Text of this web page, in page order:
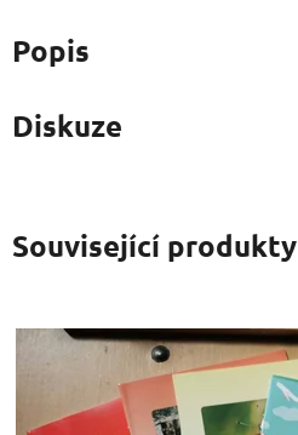
Popis
Diskuze
Související produkty